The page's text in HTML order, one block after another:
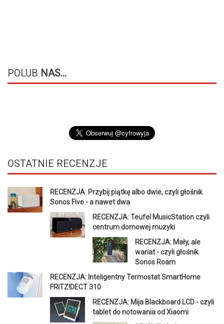
POLUB NAS...
OSTATNIE RECENZJE
RECENZJA: Przybij piątkę albo dwie, czyli głośnik
Sonos Five - a nawet dwa
RECENZJA: Teufel MusicStation czyli
centrum domowej muzyki
RECENZJA: Mały, ale
wariat - czyli głośnik
Sonos Roam
RECENZJA: Inteligentny Termostat SmartHome
FRITZ!DECT 310
RECENZJA: Mija Blackboard LCD - czyli
tablet do notowania od Xiaomi